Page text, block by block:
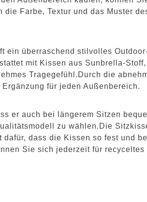
Farbe, Textur und das Muster
ein überraschend stilvolles
mit Kissen aus Sunbrella-
Tragegefühl.Durch die
für jeden Außenbereich.
er auch bei längerem Sitzen
zu wählen.Die
dass die Kissen so fest und
Sie sich jederzeit für recyceltes